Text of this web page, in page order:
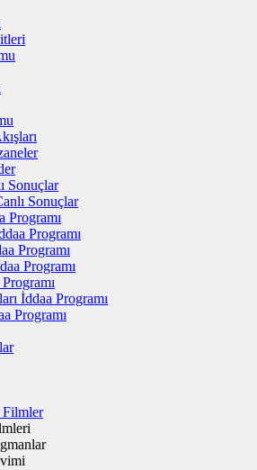
Sonuçlar
Sonuçlar
Programı
Programı
Programı
Programı
İddaa Programı
Programı